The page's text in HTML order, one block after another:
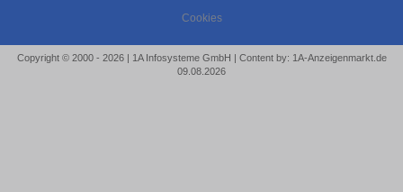
Cookies
Copyright © 2000 - 2026 | 1A Infosysteme GmbH | Content by: 1A-Anzeigenmarkt.de
09.08.2026